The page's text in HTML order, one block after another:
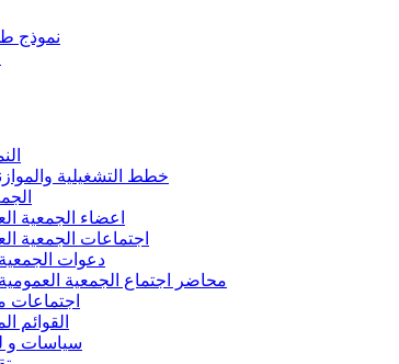
نموذج
خطط التشغيلية
اعضاء الجمعية
اجتماعات الجمعية
دعوات الجمعية
محاضر اجتماع الجمعية العمومية
اجتماعات
القوائم
سياسات و